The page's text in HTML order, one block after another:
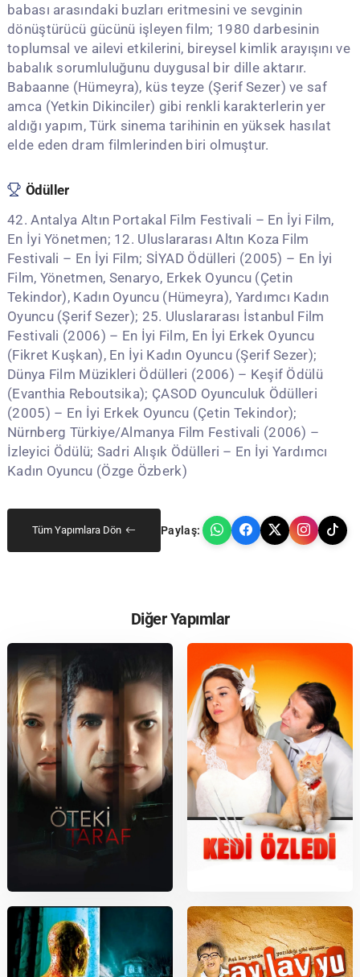
babası arasındaki buzları eritmesini ve sevginin
dönüştürücü gücünü işleyen film; 1980 darbesinin
toplumsal ve ailevi etkilerini, bireysel kimlik arayışını ve
babalık sorumluluğunu duygusal bir dille aktarır.
Babaanne (Hümeyra), küs teyze (Şerif Sezer) ve saf
amca (Yetkin Dikinciler) gibi renkli karakterlerin yer
aldığı yapım, Türk sinema tarihinin en yüksek hasılat
elde eden dram filmlerinden biri olmuştur.
Ödüller
42. Antalya Altın Portakal Film Festivali – En İyi Film,
En İyi Yönetmen; 12. Uluslararası Altın Koza Film
Festivali – En İyi Film; SİYAD Ödülleri (2005) – En İyi
Film, Yönetmen, Senaryo, Erkek Oyuncu (Çetin
Tekindor), Kadın Oyuncu (Hümeyra), Yardımcı Kadın
Oyuncu (Şerif Sezer); 25. Uluslararası İstanbul Film
Festivali (2006) – En İyi Film, En İyi Erkek Oyuncu
(Fikret Kuşkan), En İyi Kadın Oyuncu (Şerif Sezer);
Dünya Film Müzikleri Ödülleri (2006) – Keşif Ödülü
(Evanthia Reboutsika); ÇASOD Oyunculuk Ödülleri
(2005) – En İyi Erkek Oyuncu (Çetin Tekindor);
Nürnberg Türkiye/Almanya Film Festivali (2006) –
İzleyici Ödülü; Sadri Alışık Ödülleri – En İyi Yardımcı
Kadın Oyuncu (Özge Özberk)
Tüm Yapımlara Dön Paylaş:
Diğer Yapımlar
2017
Öteki Taraf
2013
Kedi Özledi